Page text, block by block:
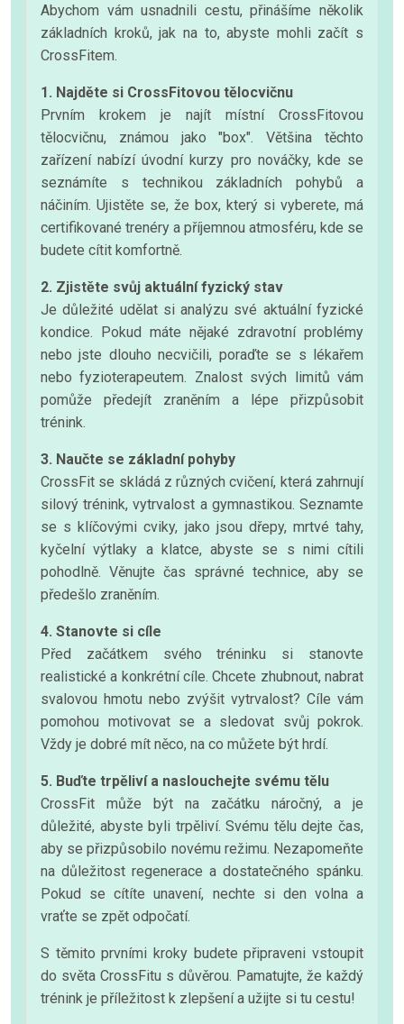
Abychom vám usnadnili cestu, přinášíme několik
základních kroků, jak na to, abyste mohli začít s
CrossFitem.
1. Najděte si CrossFitovou tělocvičnu
Prvním krokem je najít místní CrossFitovou
tělocvičnu, známou jako "box". Většina těchto
zařízení nabízí úvodní kurzy pro nováčky, kde se
seznámíte s technikou základních pohybů a
náčiním. Ujistěte se, že box, který si vyberete, má
certifikované trenéry a příjemnou atmosféru, kde se
budete cítit komfortně.
2. Zjistěte svůj aktuální fyzický stav
Je důležité udělat si analýzu své aktuální fyzické
kondice. Pokud máte nějaké zdravotní problémy
nebo jste dlouho necvičili, poraďte se s lékařem
nebo fyzioterapeutem. Znalost svých limitů vám
pomůže předejít zraněním a lépe přizpůsobit
trénink.
3. Naučte se základní pohyby
CrossFit se skládá z různých cvičení, která zahrnují
silový trénink, vytrvalost a gymnastikou. Seznamte
se s klíčovými cviky, jako jsou dřepy, mrtvé tahy,
kyčelní výtlaky a klatce, abyste se s nimi cítili
pohodlně. Věnujte čas správné technice, aby se
předešlo zraněním.
4. Stanovte si cíle
Před začátkem svého tréninku si stanovte
realistické a konkrétní cíle. Chcete zhubnout, nabrat
svalovou hmotu nebo zvýšit vytrvalost? Cíle vám
pomohou motivovat se a sledovat svůj pokrok.
Vždy je dobré mít něco, na co můžete být hrdí.
5. Buďte trpěliví a naslouchejte svému tělu
CrossFit může být na začátku náročný, a je
důležité, abyste byli trpěliví. Svému tělu dejte čas,
aby se přizpůsobilo novému režimu. Nezapomeňte
na důležitost regenerace a dostatečného spánku.
Pokud se cítíte unavení, nechte si den volna a
vraťte se zpět odpočatí.
S těmito prvními kroky budete připraveni vstoupit
do světa CrossFitu s důvěrou. Pamatujte, že každý
trénink je příležitost k zlepšení a užijte si tu cestu!